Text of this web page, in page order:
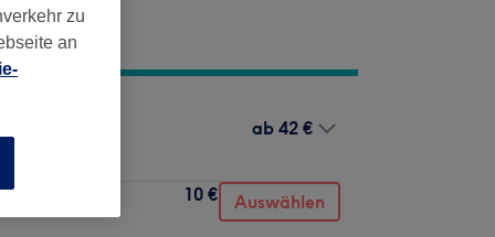
ab 42 €
10 € Auswählen
zu
an